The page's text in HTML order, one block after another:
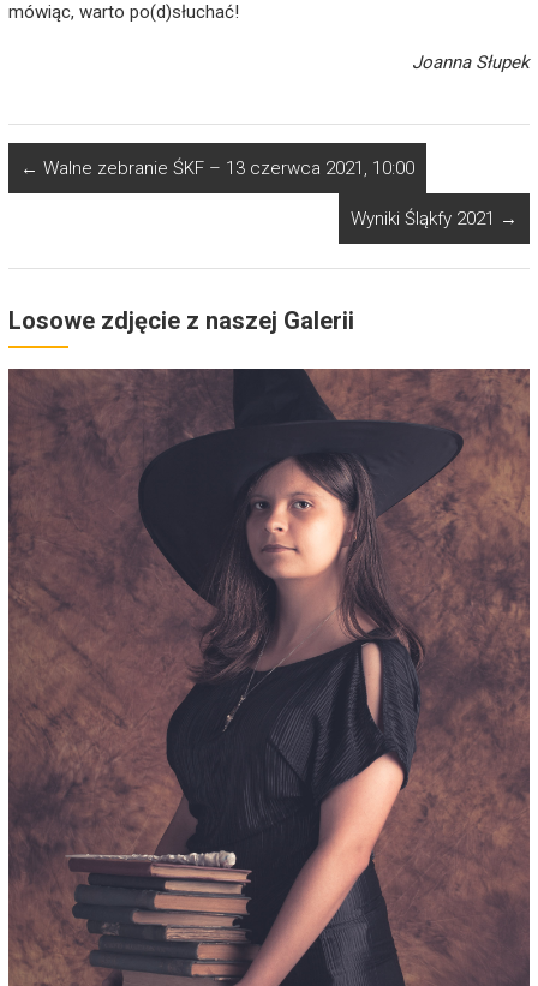
mówiąc, warto po(d)słuchać!
Joanna Słupek
← Walne zebranie ŚKF – 13 czerwca 2021, 10:00
Wyniki Śląkfy 2021 →
Losowe zdjęcie z naszej Galerii